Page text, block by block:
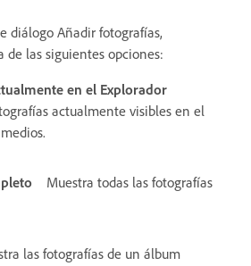
diálogo Añadir fotografías,
de las siguientes opciones:
en el Explorador
actualmente visibles en el
Muestra todas las fotografías
las fotografías de un álbum